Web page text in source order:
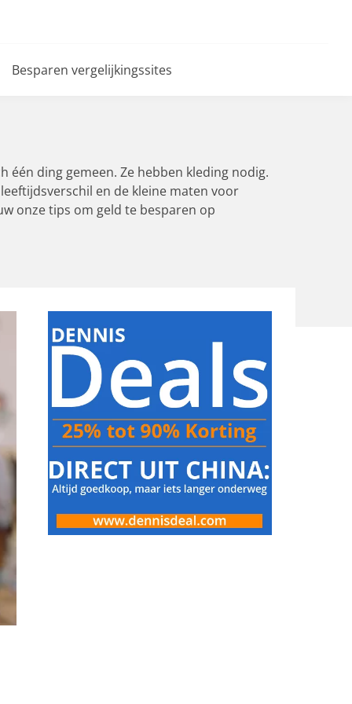
Besparen vergelijkingssites
één ding gemeen. Ze hebben kleding nodig.
en de kleine maten voor
onze tips om geld te besparen op